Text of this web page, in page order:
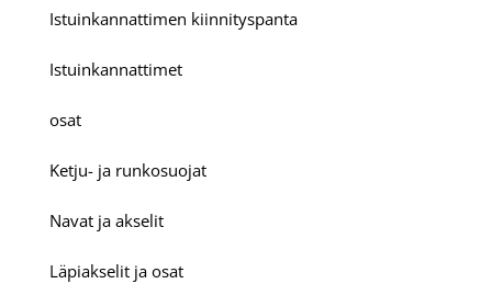
Istuinkannattimen kiinnityspanta
Istuinkannattimet
osat
Ketju- ja runkosuojat
Navat ja akselit
Läpiakselit ja osat